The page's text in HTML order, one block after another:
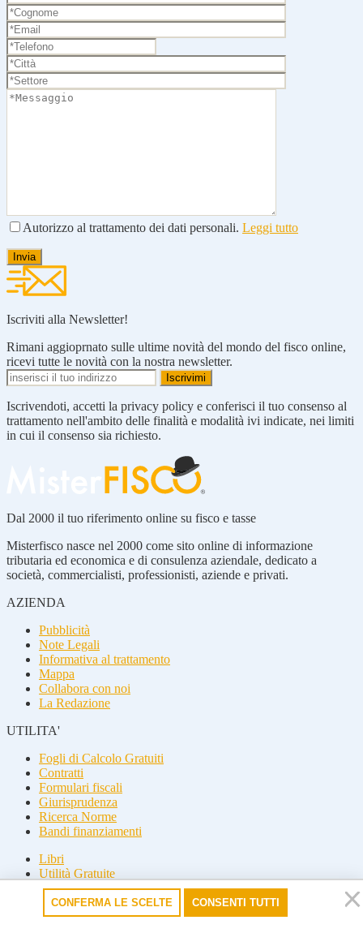
Autorizzo al trattamento dei dati personali. Leggi tutto
Iscriviti alla Newsletter!
Rimani aggioprnato sulle ultime novità del mondo del fisco online,
ricevi tutte le novità con la nostra newsletter.
Iscrivendoti, accetti la privacy policy e conferisci il tuo consenso al
trattamento nell'ambito delle finalità e modalità ivi indicate, nei limiti
in cui il consenso sia richiesto.
Dal 2000 il tuo riferimento online su fisco e tasse
Misterfisco nasce nel 2000 come sito online di informazione
tributaria ed economica e di consulenza aziendale, dedicato a
società, commercialisti, professionisti, aziende e privati.
AZIENDA
Pubblicità
Note Legali
Informativa al trattamento
Mappa
Collabora con noi
La Redazione
UTILITA'
Fogli di Calcolo Gratuiti
Contratti
Formulari fiscali
Giurisprudenza
Ricerca Norme
Bandi finanziamenti
Libri
Utilità Gratuite
Guide fiscali
Seguici
CONFERMA LE SCELTE CONSENTI TUTTI